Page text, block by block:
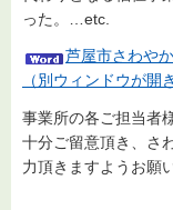
った。…etc.
芦屋市さわや
（別ウィンドウが開
事業所の各ご担当者
十分ご留意頂き、さ
力頂きますようお願